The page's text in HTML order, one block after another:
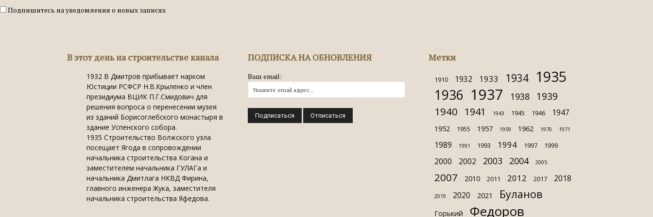
Подпишитесь на уведомления о новых записях
В этот день на строительстве канала
1932 В Дмитров прибывает нарком
Юстиции РСФСР Н.В.Крыленко и член
президиума ВЦИК П.Г.Смидович для
решения вопроса о перенесении музея
из зданий Борисоглебского монастыря в
здание Успенского собора.
1935 Строительство Волжского узла
посещает Ягода в сопровождении
начальника строительства Когана и
заместителем начальника ГУЛАГа и
начальника Дмитлага НКВД Фирина,
главного инженера Жука, заместителя
начальника строительства Яфедова.
ПОДПИСКА НА ОБНОВЛЕНИЯ
Ваш email:
Метки
1910 1932 1933 1934 1935
1936 1937 1938 1939
1940 1941 1943 1945 1946 1947
1952 1955 1957 1959 1962 1970 1971
1989 1991 1993 1994 1997 1999
2000 2002 2003 2004 2005
2007 2010 2011 2012 2017 2018
2019 2020 2021 Буланов
Горький Федоров